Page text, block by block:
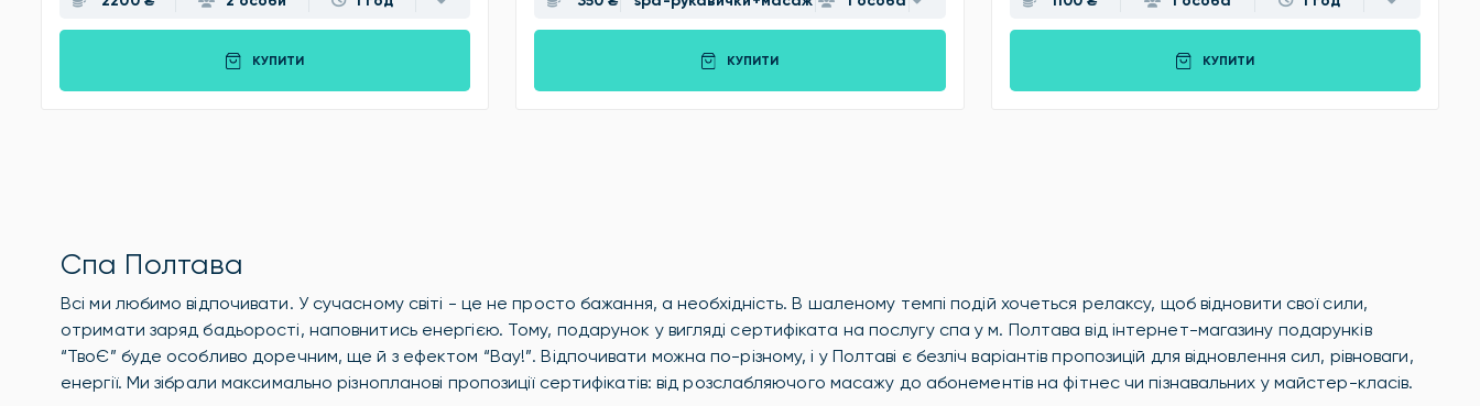
КУПИТИ КУПИТИ КУПИТИ
Спа Полтава
Всі ми любимо відпочивати. У сучасному світі - це не просто бажання, а необхідність. В шаленому темпі подій хочеться релаксу, щоб відновити свої сили,
отримати заряд бадьорості, наповнитись енергією. Тому, подарунок у вигляді сертифіката на послугу спа у м. Полтава від інтернет-магазину подарунків
“ТвоЄ” буде особливо доречним, ще й з ефектом “Вау!”. Відпочивати можна по-різному, і у Полтаві є безліч варіантів пропозицій для відновлення сил, рівноваги,
енергії. Ми зібрали максимально різнопланові пропозиції сертифікатів: від розслабляючого масажу до абонементів на фітнес чи пізнавальних у майстер-класів.